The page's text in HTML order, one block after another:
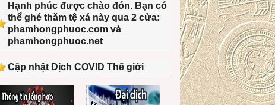
Hạnh phúc được chào đón. Bạn có
thể ghé thăm tệ xá này qua 2 cửa:
phamhongphuoc.com và
phamhongphuoc.net
Cập nhật Dịch COVID Thế giới